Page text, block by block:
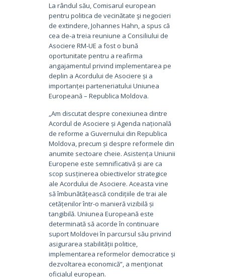
La rândul său, Comisarul european
pentru politica de vecinătate şi negocieri
de extindere, Johannes Hahn, a spus că
cea de-a treia reuniune a Consiliului de
Asociere RM-UE a fost o bună
oportunitate pentru a reafirma
angajamentul privind implementarea pe
deplin a Acordului de Asociere și a
importanței parteneriatului Uniunea
Europeană – Republica Moldova.
„Am discutat despre conexiunea dintre
Acordul de Asociere și Agenda națională
de reforme a Guvernului din Republica
Moldova, precum și despre reformele din
anumite sectoare cheie. Asistența Uniunii
Europene este semnificativă și are ca
scop susținerea obiectivelor strategice
ale Acordului de Asociere. Aceasta vine
să îmbunătățească condițiile de trai ale
cetățenilor într-o manieră vizibilă și
tangibilă. Uniunea Europeană este
determinată să acorde în continuare
suport Moldovei în parcursul său privind
asigurarea stabilității politice,
implementarea reformelor democratice și
dezvoltarea economică”, a menţionat
oficialul european.